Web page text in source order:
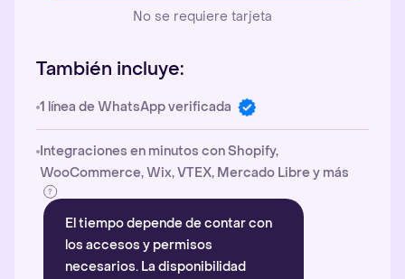
No se requiere tarjeta
También incluye:
1 línea de WhatsApp verificada
Integraciones en minutos con Shopify,
WooCommerce, Wix, VTEX, Mercado Libre y más
El tiempo depende de contar con
los accesos y permisos
necesarios. La disponibilidad